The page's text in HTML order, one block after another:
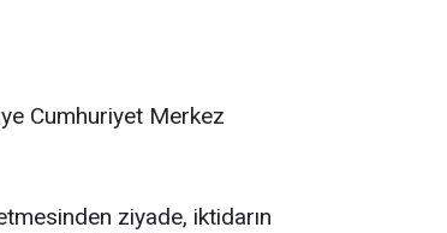
Cumhuriyet Merkez
ziyade, iktidarın